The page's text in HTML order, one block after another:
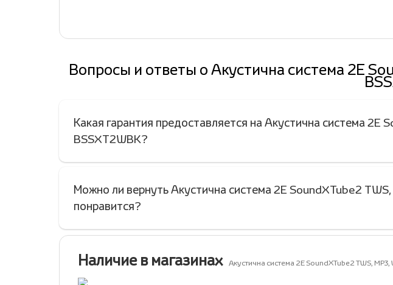
Вопросы и ответы о Акустична система 2E
Какая гарантия предоставляется на Акустична система
BSSXT2WBK?
Можно ли вернуть Акустична система 2E SoundXTube2
понравится?
Наличие в магазинах Акустична система 2E SoundXTube2 TWS,